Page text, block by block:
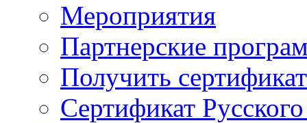
Мероприятия
Партнерские
Получить сертификат
Сертификат